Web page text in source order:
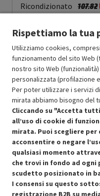
Ricondizionato 107.82a
Approfitta dello sconto
Condizioni generali di
Cookie Policy
Rispettiamo la tua
Utilizziamo cookies,
funzionamento del sito Web
nostro sito Web
personalizzata (profilazione
Per poter utilizzare i servizi
mirata abbiamo bisogno del
Cliccando su "Accetta
all’uso di cookie di
mirata. Puoi scegliere
acconsentire o negare
qualsiasi momento
che trovi in fondo ad
scudetto posizionato in
I consensi su questo
registrazione B2B su